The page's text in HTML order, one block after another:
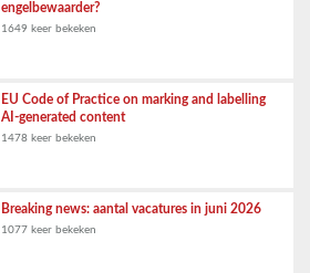
engelbewaarder?
1649 keer bekeken
EU Code of Practice on marking and labelling
AI-generated content
1478 keer bekeken
Breaking news: aantal vacatures in juni 2026
1077 keer bekeken